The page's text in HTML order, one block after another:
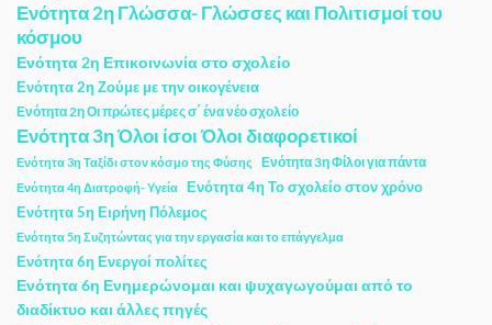
Ενότητα 2η Γλώσσα- Γλώσσες και Πολιτισμοί του
κόσμου
Ενότητα 2η Επικοινωνία στο σχολείο
Ενότητα 2η Ζούμε με την οικογένεια
Ενότητα 2η Οι πρώτες μέρες σ΄ ένα νέο σχολείο
Ενότητα 3η Όλοι ίσοι Όλοι διαφορετικοί
Ενότητα 3η Ταξίδι στον κόσμο της Φύσης Ενότητα 3η Φίλοι για πάντα
Ενότητα 4η Διατροφή- Υγεία Ενότητα 4η Το σχολείο στον χρόνο
Ενότητα 5η Ειρήνη Πόλεμος
Ενότητα 5η Συζητώντας για την εργασία και το επάγγελμα
Ενότητα 6η Ενεργοί πολίτες
Ενότητα 6η Ενημερώνομαι και ψυχαγωγούμαι από το
διαδίκτυο και άλλες πηγές